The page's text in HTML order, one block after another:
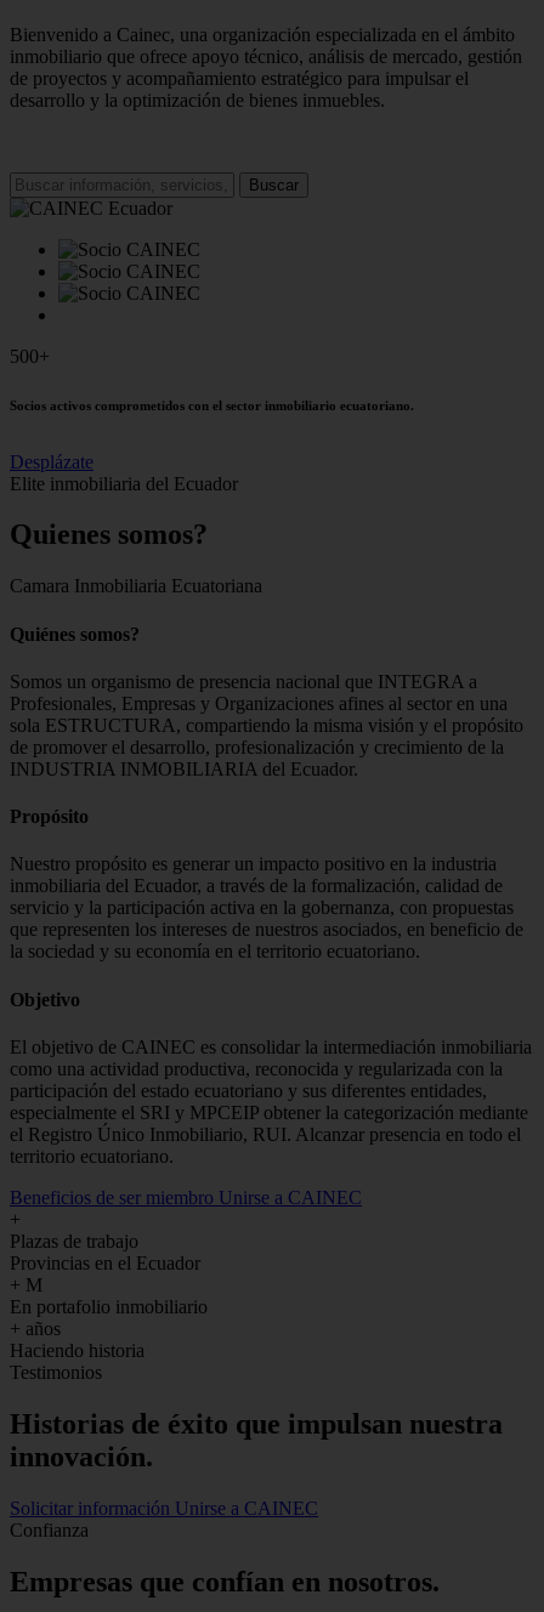
Bienvenido a Cainec, una organización especializada en el ámbito
inmobiliario que ofrece apoyo técnico, análisis de mercado, gestión
de proyectos y acompañamiento estratégico para impulsar el
desarrollo y la optimización de bienes inmuebles.
Buscar
500+
Socios activos comprometidos con el sector inmobiliario ecuatoriano.
Desplázate
Elite inmobiliaria del Ecuador
Quienes somos?
Camara Inmobiliaria Ecuatoriana
Quiénes somos?
Somos un organismo de presencia nacional que INTEGRA a
Profesionales, Empresas y Organizaciones afines al sector en una
sola ESTRUCTURA, compartiendo la misma visión y el propósito
de promover el desarrollo, profesionalización y crecimiento de la
INDUSTRIA INMOBILIARIA del Ecuador.
Propósito
Nuestro propósito es generar un impacto positivo en la industria
inmobiliaria del Ecuador, a través de la formalización, calidad de
servicio y la participación activa en la gobernanza, con propuestas
que representen los intereses de nuestros asociados, en beneficio de
la sociedad y su economía en el territorio ecuatoriano.
Objetivo
El objetivo de CAINEC es consolidar la intermediación inmobiliaria
como una actividad productiva, reconocida y regularizada con la
participación del estado ecuatoriano y sus diferentes entidades,
especialmente el SRI y MPCEIP obtener la categorización mediante
el Registro Único Inmobiliario, RUI. Alcanzar presencia en todo el
territorio ecuatoriano.
Beneficios de ser miembro Unirse a CAINEC
+
Plazas de trabajo
Provincias en el Ecuador
+ M
En portafolio inmobiliario
+ años
Haciendo historia
Testimonios
Historias de éxito que impulsan nuestra
innovación.
Solicitar información Unirse a CAINEC
Confianza
Empresas que confían en nosotros.